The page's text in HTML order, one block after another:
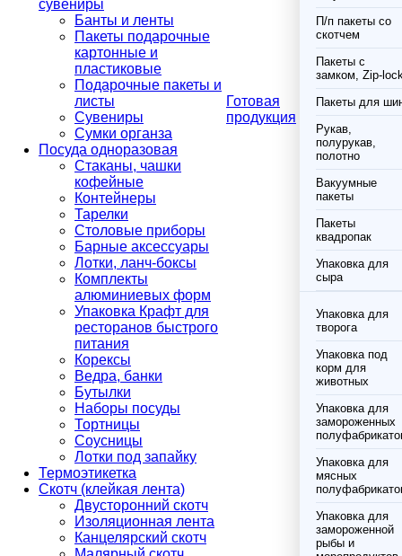
сувениры
Банты и ленты
Пакеты подарочные
картонные и
пластиковые
Подарочные пакеты и
листы
Сувениры
Сумки органза
Посуда одноразовая
Стаканы, чашки
кофейные
Контейнеры
Тарелки
Столовые приборы
Барные аксессуары
Лотки, ланч-боксы
Комплекты
алюминиевых форм
Упаковка Крафт для
ресторанов быстрого
питания
Корексы
Ведра, банки
Бутылки
Наборы посуды
Тортницы
Соусницы
Лотки под запайку
Термоэтикетка
Скотч (клейкая лента)
Двусторонний скотч
Изоляционная лента
Канцелярский скотч
Готовая
продукция
П/п пакеты со
скотчем
Пакеты с
замком, Zip-
Пакеты для
Рукав,
полурукав,
полотно
Вакуумные
пакеты
Пакеты
квадропак
Упаковка для
сыра
Упаковка для
творога
Упаковка под
корм для
животных
Упаковка для
замороженных
Упаковка для
мясных
Упаковка для
замороженной
рыбы и